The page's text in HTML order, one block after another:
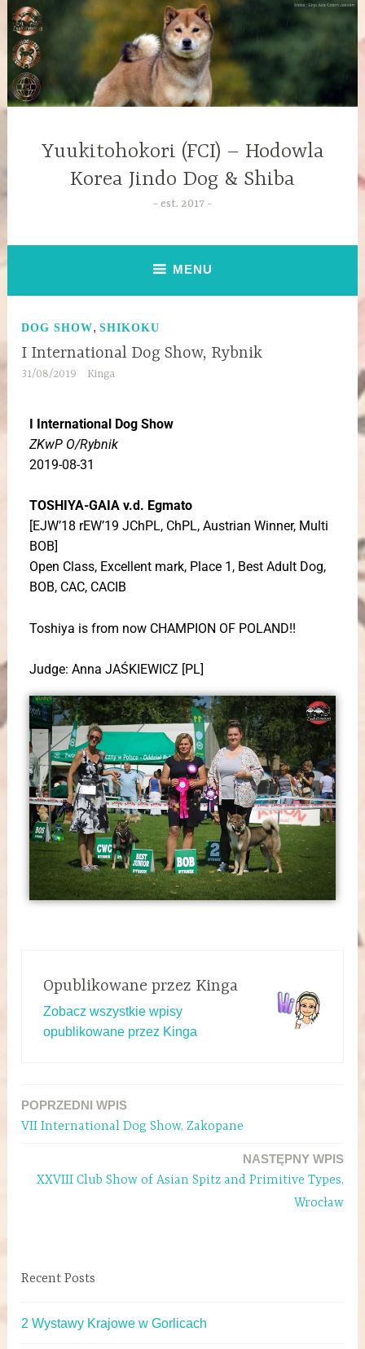
Yuukitohokori (FCI) – Hodowla
Korea Jindo Dog & Shiba
est. 2017
MENU
DOG SHOW,SHIKOKU
I International Dog Show, Rybnik
31/08/2019 Kinga
I International Dog Show
ZKwP O/Rybnik
2019-08-31
TOSHIYA-GAIA v.d. Egmato
[EJW’18 rEW’19 JChPL, ChPL, Austrian Winner, Multi
BOB]
Open Class, Excellent mark, Place 1, Best Adult Dog,
BOB, CAC, CACIB
Toshiya is from now CHAMPION OF POLAND!!
Judge: Anna JAŚKIEWICZ [PL]
Opublikowane przez Kinga
Zobacz wszystkie wpisy
opublikowane przez Kinga
POPRZEDNI WPIS
VII International Dog Show, Zakopane
NASTĘPNY WPIS
XXVIII Club Show of Asian Spitz and Primitive Types,
Wrocław
Recent Posts
2 Wystawy Krajowe w Gorlicach